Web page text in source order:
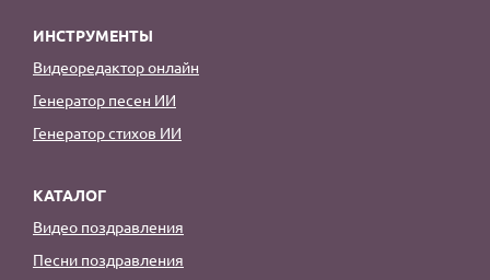
ИНСТРУМЕНТЫ
Видеоредактор онлайн
Генератор песен ИИ
Генератор стихов ИИ
КАТАЛОГ
Видео поздравления
Песни поздравления